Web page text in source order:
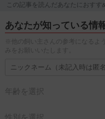
この記事を読んだあなたにおすす
あなたが知っている情
※他の飼い主さんの参考になるよ
みをお願いいたします。
年齢を選択
性別を選択